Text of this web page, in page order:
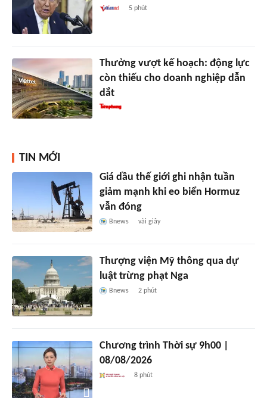
5 phút
Thưởng vượt kế hoạch: động lực
còn thiếu cho doanh nghiệp dẫn
dắt
TIN MỚI
Giá dầu thế giới ghi nhận tuần
giảm mạnh khi eo biển Hormuz
vẫn đóng
Bnews vài giây
Thượng viện Mỹ thông qua dự
luật trừng phạt Nga
Bnews 2 phút
Chương trình Thời sự 9h00 |
08/08/2026
8 phút